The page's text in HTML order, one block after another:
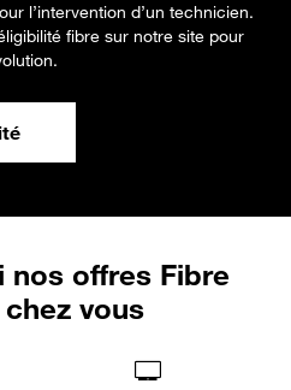
l’intervention d’un technicien.
fibre sur notre site pour
nos offres Fibre
vous